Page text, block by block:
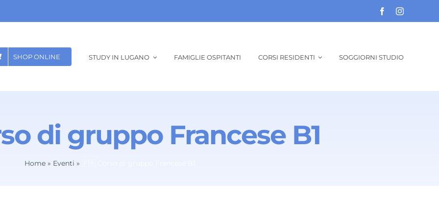
SHOP ONLINE STUDY IN LUGANO FAMIGLIE OSPITANTI CORSI RESIDENTI SOGGIORNI STUDIO
di gruppo Francese B1
Home» Eventi »